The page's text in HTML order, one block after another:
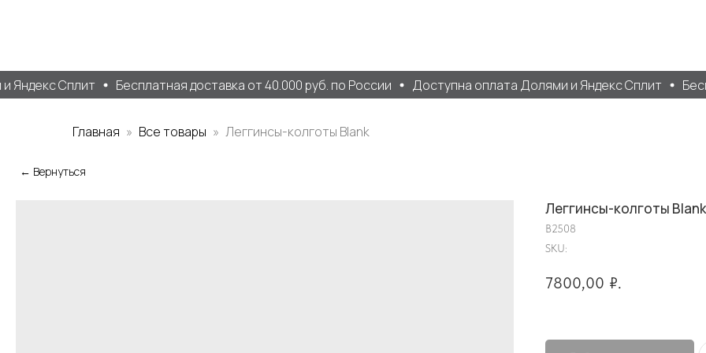
Сплит Бесплатная доставка от 40.000 руб. по России Доступна оплата Долями и Яндекс Сплит
Главная Все товары Леггинсы-колготы Blank
← Вернуться
Леггинсы-колготы Blank
B2508
SKU:
7800,00 ₽.